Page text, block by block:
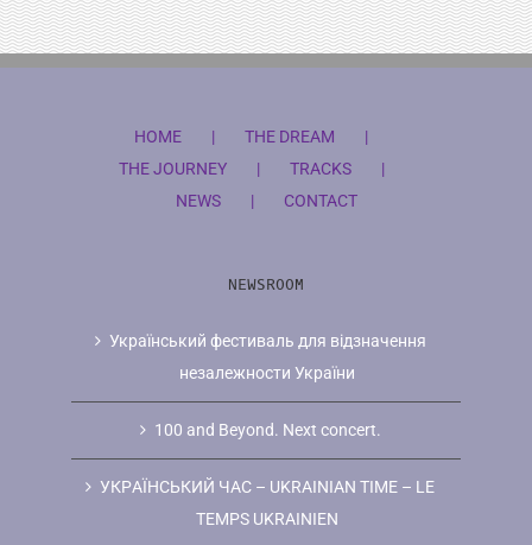
HOME
THE DREAM
THE JOURNEY
TRACKS
NEWS
CONTACT
NEWSROOM
Український фестиваль для відзначення
незалежности України
100 and Beyond. Next concert.
УКРAЇНCЬКИЙ ЧAC – UKRAINIAN TIME – LE
TEMPS UKRAINIEN